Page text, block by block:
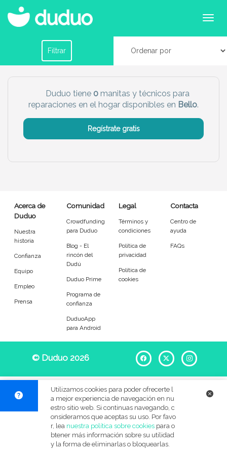
Servicios de manitas y reparaciones en Bello
Filtrar
Filtrar por horario
Chico Chica
Más servicio del dudú
Limpieza Manitas
Entrenador Asistente
Tipo de atención
Reparaciones del hogar Empleado de mantenimiento
Muebles Sustitución de cisternas
Grifos Cuadros
Accesorios generales Instalación eléctrica
Duduo tiene 0manitas y técnicos para
reparaciones en el hogar disponibles en Bello.
Regístrate gratis
Acerca de
Duduo
Nuestra
historia
Confianza
Equipo
Empleo
Prensa
Comunidad
Crowdfunding
para Duduo
Blog - El
rincón del
Dudú
Duduo Prime
Programa de
confianza
DuduoApp
para Android
Legal
Términos y
condiciones
Política de
privacidad
Política de
cookies
Contacta
Centro de
ayuda
FAQs
© Duduo 2026 Facebook
X
Utilizamos cookies para poder ofrecerte l
a mejor experiencia de navegación en nu
estro sitio web. Si continuas navegando, c
onsideramos que aceptas su uso. Por favo
r, lea nuestra política sobre cookiespara o
btener más información sobre su utilidad
y la forma de eliminarlas o bloquearlas.